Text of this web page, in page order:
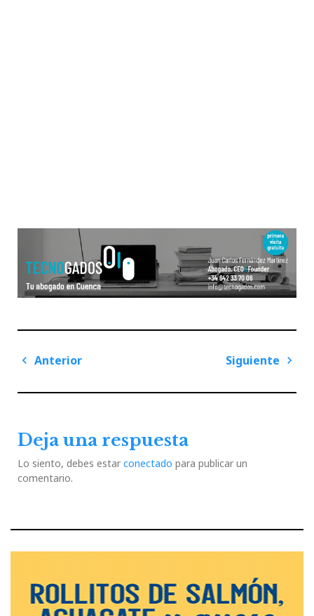
Navegación
entradas
Anterior
Siguiente
Deja una respuesta
Lo siento, debes estar conectado para publicar un
comentario.